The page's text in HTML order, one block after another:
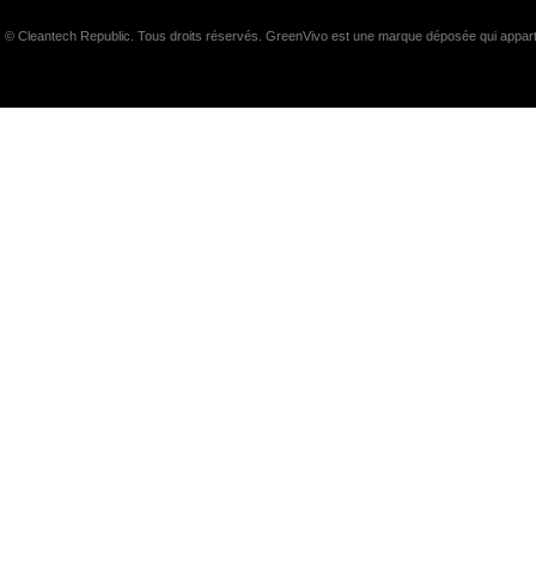
© Cleantech Republic. Tous droits réservés. GreenVivo est une marque déposée qui